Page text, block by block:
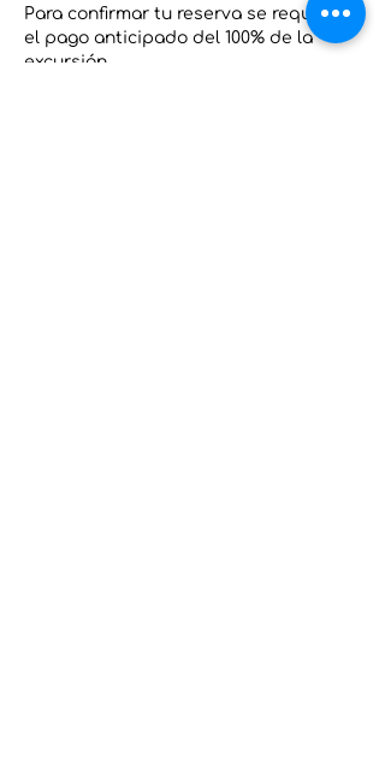
Para confirmar tu reserva se requiere
el pago anticipado del 100% de la
excursión.